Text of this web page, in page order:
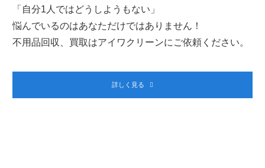
「自分1人ではどうしようもない」
悩んでいるのはあなただけではありません！
不用品回収、買取はアイワクリーンにご依頼ください。
詳しく見る